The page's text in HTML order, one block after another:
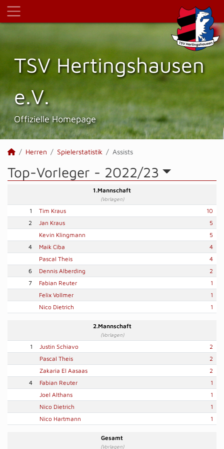
TSV Hertings­hausen
e.V.
Offizielle Homepage
Herren Spielerstatistik Assists
Top-Vorleger - 2022/23
1.Mannschaft
(Vorlagen)
1 Tim Kraus
10
2
Jan Kraus
5
Kevin Klingmann
5
4
Maik Ciba
4
Pascal Theis
4
6
Dennis Alberding
2
7
Fabian Reuter
1
Felix Vollmer
1
Nico Dietrich
1
2.Mannschaft
(Vorlagen)
1 Justin Schiavo
2
Pascal Theis
2
Zakaria El Aasaas
2
4
Fabian Reuter
1
Joel Althans
1
Nico Dietrich
1
Nico Hartmann
1
Gesamt
(Vorlagen)